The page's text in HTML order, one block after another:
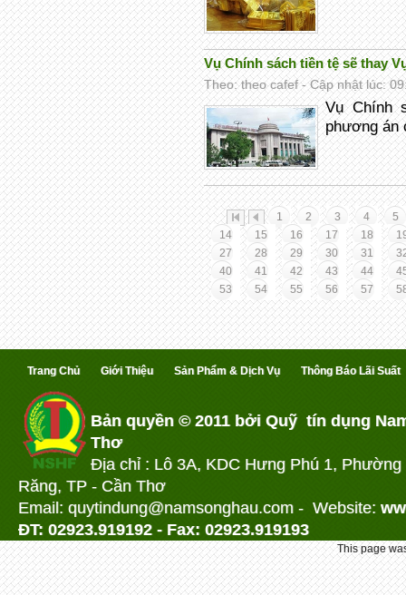
Vụ Chính sách tiền tệ sẽ thay
Theo: theo cafef - Cập nhật lúc:
Vụ Chính
phương án
1 2 3 4
5
14
15 16 17 18
27
28 29 30 31
40
41 42 43 44
53
54 55 56 57
Trang Chủ Giới Thiệu Sản Phẩm & Dịch Vụ Thông Báo Lãi Suất
Bản quyền © 2011 bởi Quỹ tín dụng
Thơ
Địa chỉ : Lô 3A, KDC Hưng Phú 1,
Răng, TP - Cần Thơ
Email: quytindung@namsonghau.com - Website:
ĐT: 02923.919192 - Fax: 02923.919193
This page